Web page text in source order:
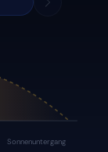
Sonnenuntergang